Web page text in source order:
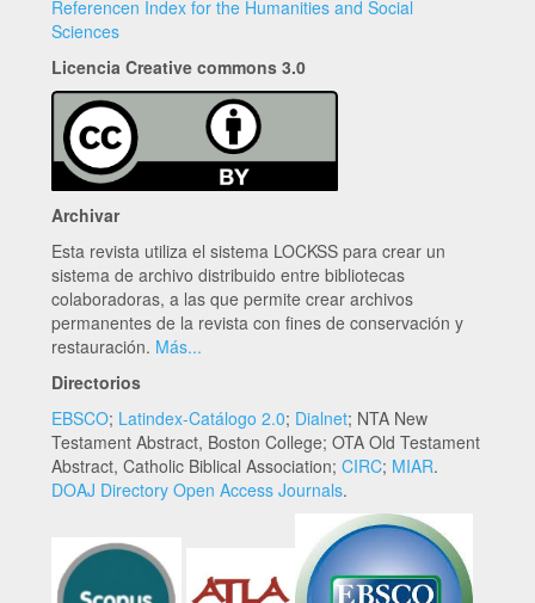
Referencen Index for the Humanities and Social
Sciences
Licencia Creative commons 3.0
Archivar
Esta revista utiliza el sistema LOCKSS para crear un
sistema de archivo distribuido entre bibliotecas
colaboradoras, a las que permite crear archivos
permanentes de la revista con fines de conservación y
restauración. Más...
Directorios
EBSCO; Latindex-Catálogo 2.0; Dialnet; NTA New
Testament Abstract, Boston College; OTA Old Testament
Abstract, Catholic Biblical Association; CIRC; MIAR.
DOAJ Directory Open Access Journals.